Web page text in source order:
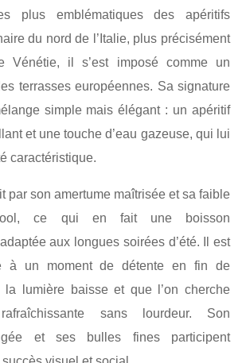
plus emblématiques des apéritifs
du nord de l’Italie, plus précisément
Vénétie, il s’est imposé comme un
terrasses européennes. Sa signature
simple mais élégant : un apéritif
et une touche d’eau gazeuse, qui lui
caractéristique.
par son amertume maîtrisée et sa faible
ce qui en fait une boisson
aux longues soirées d’été. Il est
à un moment de détente en fin de
la lumière baisse et que l’on cherche
sans lourdeur. Son
et ses bulles fines participent